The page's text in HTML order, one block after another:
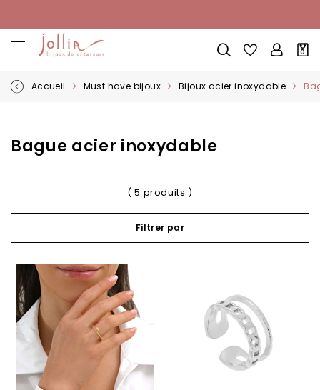
au
contenu
Mon
0
Accueil Must have bijoux Bijoux acier inoxydable
Bague acier inoxydable
( 5 produits )
Filtrer par